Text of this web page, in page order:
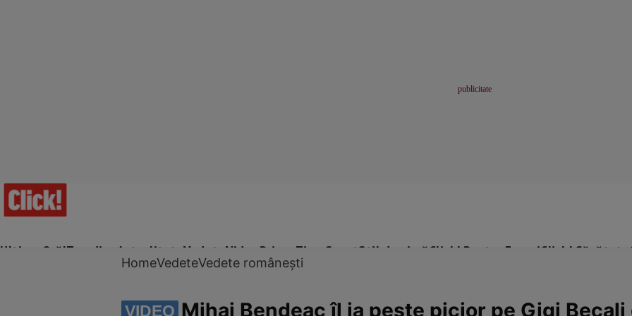
Ultima Oră!Trending Actualitate Vedete Video Prime Time SportStil de viațăClick! Pentru FemeiClick! Sănătate
HomeVedeteVedete românești
VIDEO Mihai Bendeac îl ia peste picior pe Gigi